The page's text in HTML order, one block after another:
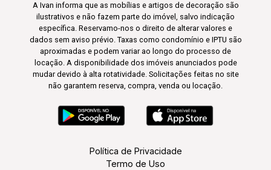
A Ivan informa que as mobílias e artigos de decoração são
ilustrativos e não fazem parte do imóvel, salvo indicação
específica. Reservamo-nos o direito de alterar valores e
dados sem aviso prévio. Taxas como condomínio e IPTU são
aproximadas e podem variar ao longo do processo de
locação. A disponibilidade dos imóveis anunciados pode
mudar devido à alta rotatividade. Solicitações feitas no site
não garantem reserva, compra, venda ou locação.
Política de Privacidade
Termo de Uso